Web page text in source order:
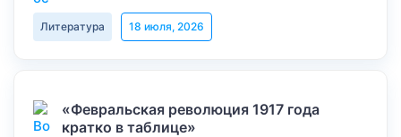
Литература 18 июля, 2026
«Февральская революция 1917 года
кратко в таблице»